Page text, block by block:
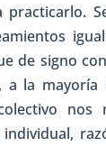
practicarlo.
de signo
a la mayoría
nos